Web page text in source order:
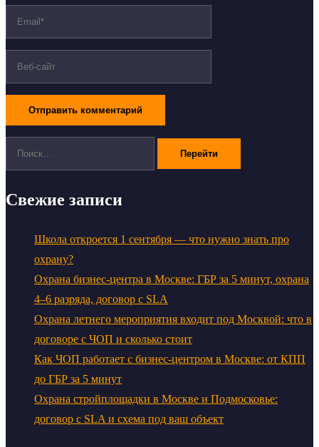
Свежие записи
Школа откроется 1 сентября — что нужно знать про
охрану?
Охрана бизнес-центра в Москве: ГБР за 5 минут, охрана
4–6 разряда, договор с SLA
Охрана летнего мероприятия входит под Москвой: что в
договоре с ЧОП и сколько стоит
Как ЧОП работает с бизнес-центром в Москве: от КПП
до ГБР за 5 минут
Охрана стройплощадки в Москве и Подмосковье:
договор с SLA и схема под ваш объект